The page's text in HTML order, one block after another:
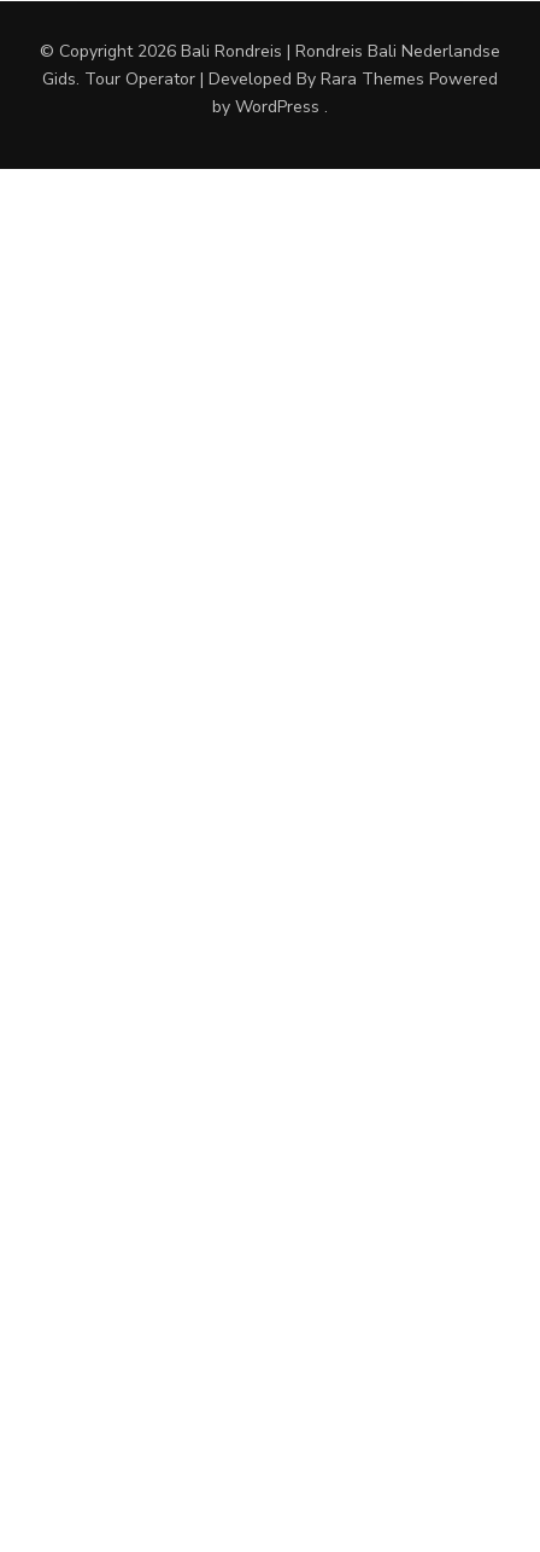
© Copyright 2026 Bali Rondreis | Rondreis Bali Nederlandse
Gids. Tour Operator | Developed By Rara Themes Powered
by WordPress .